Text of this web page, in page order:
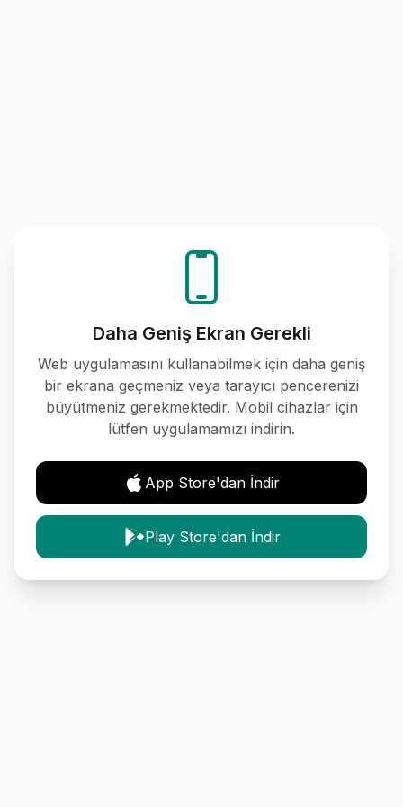
Daha Geniş Ekran Gerekli
Web uygulamasını kullanabilmek için daha geniş
bir ekrana geçmeniz veya tarayıcı pencerenizi
büyütmeniz gerekmektedir. Mobil cihazlar için
lütfen uygulamamızı indirin.
App Store'dan İndir
Play Store'dan İndir